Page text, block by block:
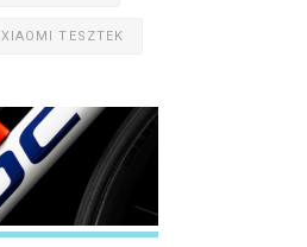
XIAOMI TESZTEK